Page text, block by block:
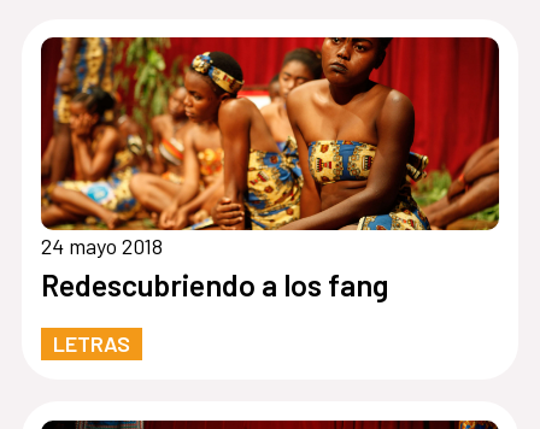
24 mayo 2018
Redescubriendo a los fang
LETRAS